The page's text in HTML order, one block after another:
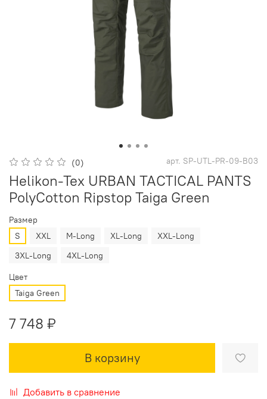
(0) арт. SP-UTL-PR-09-B03
Helikon-Tex URBAN TACTICAL PANTS
PolyCotton Ripstop Taiga Green
Размер
S
XXL M-Long XL-Long
XXL-Long
3XL-Long
4XL-Long
Цвет
Taiga Green
7 748 ₽
В корзину
Добавить в сравнение